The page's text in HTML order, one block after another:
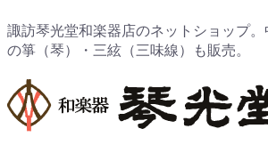
諏訪琴光堂和楽器店のネットショップ。
の箏（琴）・三絃（三味線）も販売。